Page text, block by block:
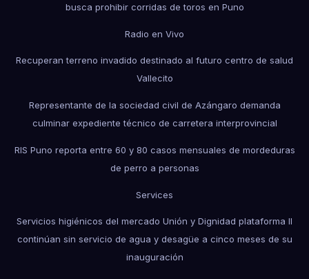
busca prohibir corridas de toros en Puno
Radio en Vivo
Recuperan terreno invadido destinado al futuro centro de salud
Vallecito
Representante de la sociedad civil de Azángaro demanda
culminar expediente técnico de carretera interprovincial
RIS Puno reporta entre 60 y 80 casos mensuales de mordeduras
de perro a personas
Services
Servicios higiénicos del mercado Unión y Dignidad plataforma II
continúan sin servicio de agua y desagüe a cinco meses de su
inauguración